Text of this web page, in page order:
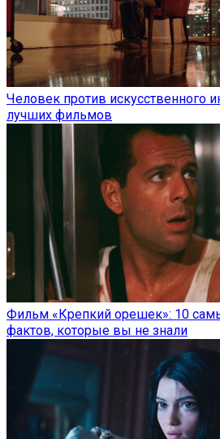
Человек против искусственного
лучших фильмов
Фильм «Крепкий орешек»: 10
фактов, которые вы не знали